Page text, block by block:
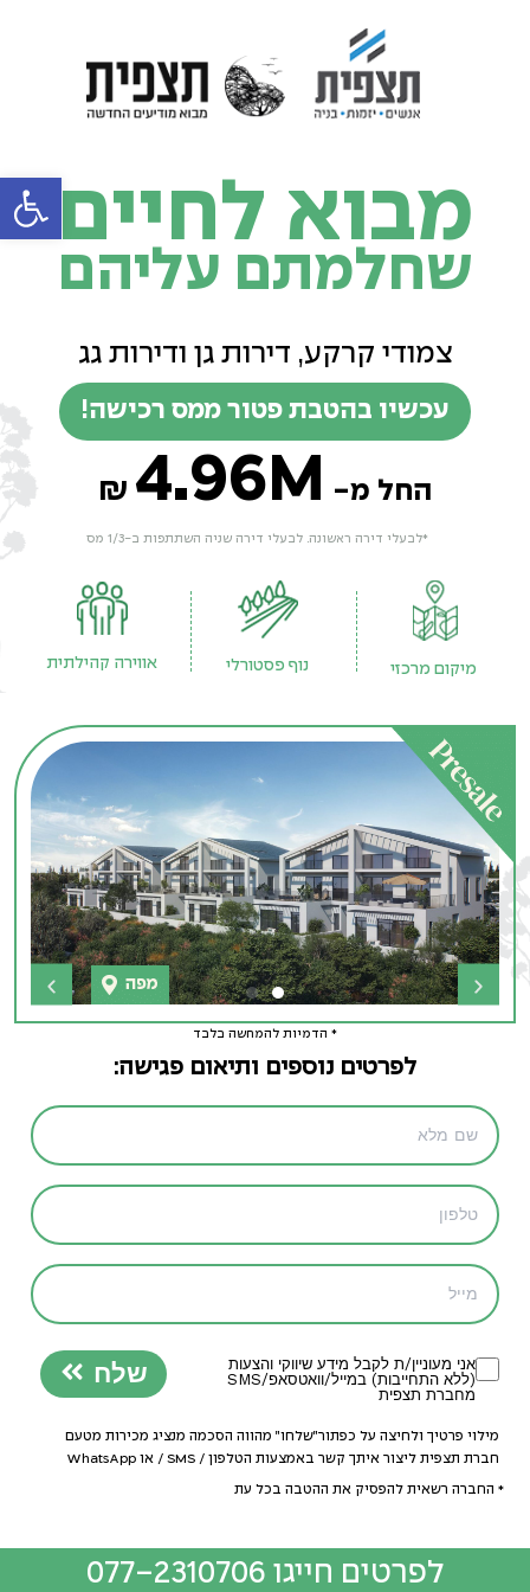
פתחמבוא לחיים
שחלמתם עליהם
צמודי קרקע, דירות גן ודירות גג
עכשיו בהטבת פטור ממס רכישה!
החל מ- 4.96M
₪
*לבעלי דירה ראשונה. לבעלי דירה שניה השתתפות ב-1/3 מס
מיקום מרכזי נוף פסטורלי אווירה קהילתית
* הדמיות להמחשה בלבד
לפרטים נוספים ותיאום פגישה:
אני מעוניין/ת לקבל מידע שיווקי והצעות
(ללא התחייבות) במייל/וואטסאפ/SMS
מחברת תצפית
שלח
מילוי פרטיך ולחיצה על כפתור״שלחו״ מהווה הסכמה מנציג מכירות מטעם
חברת תצפית ליצור איתך קשר באמצעות הטלפון / SMS / או WhatsApp
* החברה רשאית להפסיק את ההטבה בכל עת
לפרטים חייגו 077-2310706